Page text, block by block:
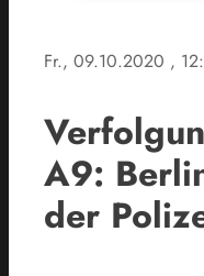
Fr., 09.10.2020 ,
A9:
der